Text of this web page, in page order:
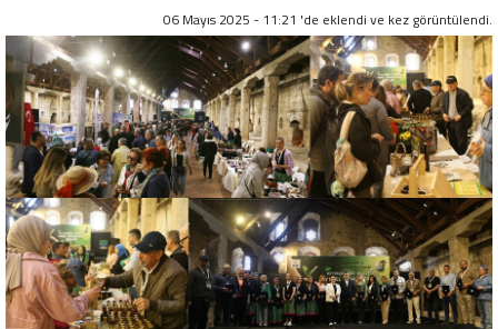
06 Mayıs 2025 - 11:21 'de eklendi ve kez görüntülendi.